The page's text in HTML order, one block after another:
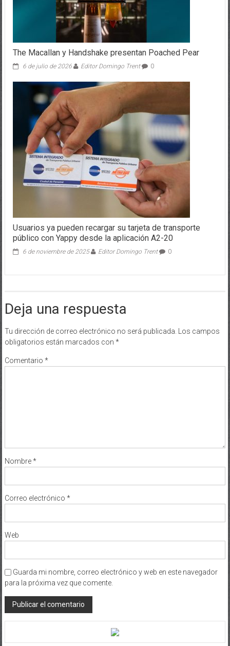
The Macallan y Handshake presentan Poached Pear
6 de julio de 2026 Editor Domingo Trent 0
Usuarios ya pueden recargar su tarjeta de transporte
público con Yappy desde la aplicación A2-20
6 de noviembre de 2025 Editor Domingo Trent 0
Deja una respuesta
Tu dirección de correo electrónico no será publicada.
Los campos
obligatorios están marcados con *
Comentario *
Nombre*
Correo electrónico *
Web
Guarda mi nombre, correo electrónico y web en este navegador
para la próxima vez que comente.